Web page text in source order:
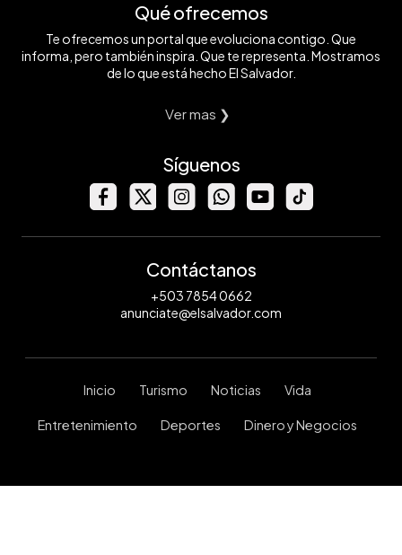
Qué ofrecemos
Te ofrecemos un portal que evoluciona contigo. Que
informa, pero también inspira. Que te representa. Mostramos
de lo que está hecho El Salvador.
Ver mas ❯
Síguenos
Contáctanos
+503 7854 0662
anunciate@elsalvador.com
Inicio Turismo Noticias Vida
Entretenimiento Deportes Dinero y Negocios